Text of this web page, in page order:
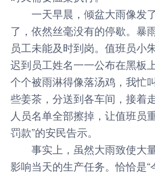
一天早晨，倾盆大雨像发
了，依然丝毫没有的停歇。暴
员工未能及时到岗。值班员小
迟到员工姓名一一公布在黑板
个个被雨淋得像落汤鸡，我忙
些姜茶，分送到各车间，接着
人员名单全部擦掉，让值班员
罚款”的安民告示。
事实上，虽然大雨致使大
影响当天的生产任务。恰恰是“